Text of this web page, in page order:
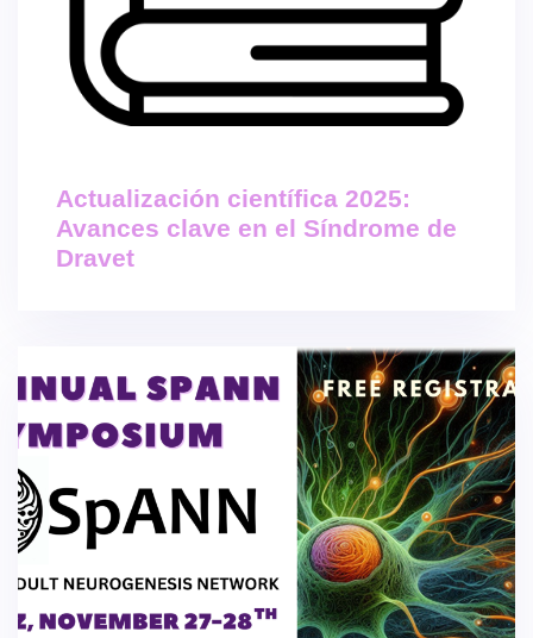
Actualización científica 2025:
Avances clave en el Síndrome de
Dravet